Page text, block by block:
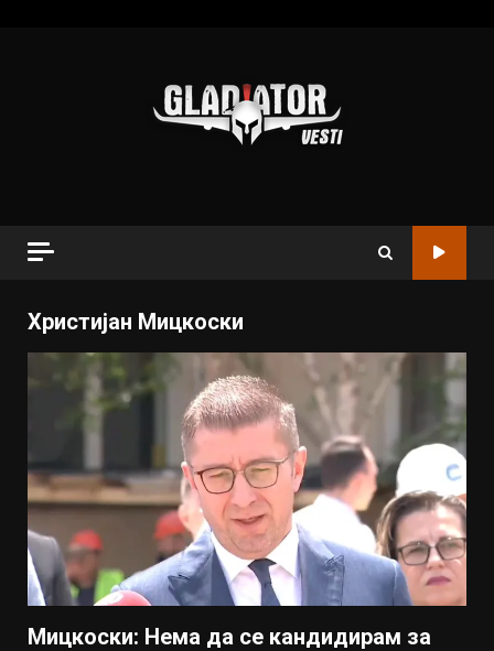
Христијан Мицкоски
Мицкоски: Нема да се кандидирам за